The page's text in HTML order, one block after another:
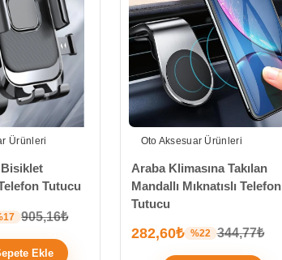
Ürünleri
Bisiklet
Tutucu
905,16₺
Ekle
Oto Aksesuar Ürünleri
Araba Klimasına Takılan
Mandallı Mıknatıslı Telefon
Tutucu
282,60₺ %22 344,77₺